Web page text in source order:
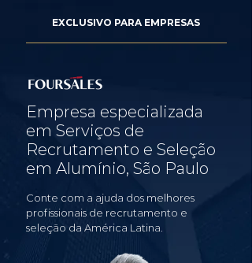
EXCLUSIVO PARA EMPRESAS
Empresa especializada
em Serviços de
Recrutamento e Seleção
em Alumínio, São Paulo
Conte com a ajuda dos melhores
profissionais de recrutamento e
seleção da América Latina.